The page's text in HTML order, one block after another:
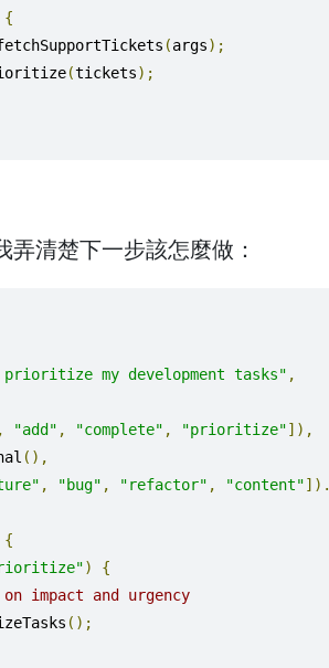
{
(args);
(tickets);
清楚下一步該怎麼做：
prioritize my development tasks" ,
, "add" , "complete" , "prioritize"]),
(),
, "bug" , "refactor" , "content"]).
{
)
{
impact and urgency
();